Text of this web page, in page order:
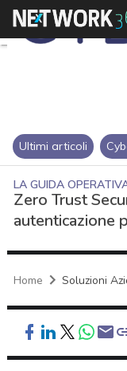
Ultimi articoli
LA GUIDA
Zero Trust
autenticazione
Home Soluzioni